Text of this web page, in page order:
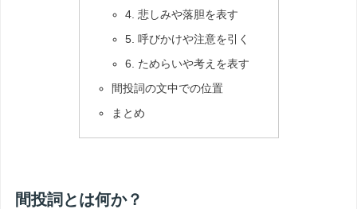
4. 悲しみや落胆を表す
5. 呼びかけや注意を引く
6. ためらいや考えを表す
間投詞の文中での位置
まとめ
間投詞とは何か？